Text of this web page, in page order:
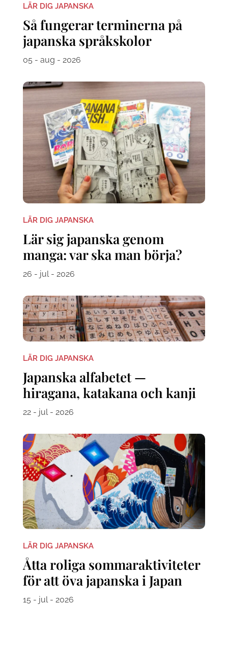
LÄR DIG JAPANSKA
Så fungerar terminerna på
japanska språkskolor
05 - aug - 2026
LÄR DIG JAPANSKA
Lär sig japanska genom
manga: var ska man börja?
26 - jul - 2026
LÄR DIG JAPANSKA
Japanska alfabetet —
hiragana, katakana och kanji
22 - jul - 2026
LÄR DIG JAPANSKA
Åtta roliga sommaraktiviteter
för att öva japanska i Japan
15 - jul - 2026